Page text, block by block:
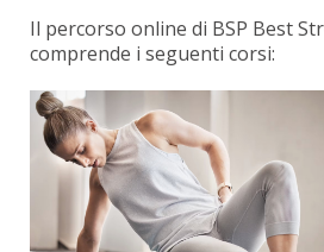
Il percorso online di BSP Best
comprende i seguenti corsi: